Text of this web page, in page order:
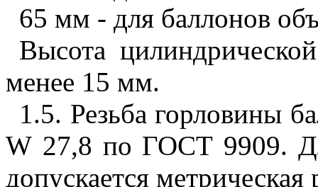
65 мм - для баллонов
Высота
менее 15 мм.
1.5. Резьба горловины
W 27,8 по ГОСТ 9909.
допускается